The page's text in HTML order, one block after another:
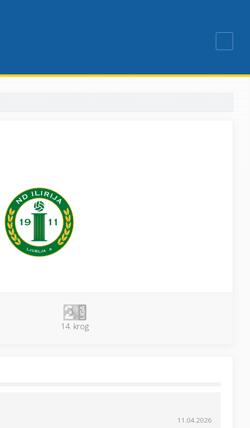
14. krog
11.04.2026